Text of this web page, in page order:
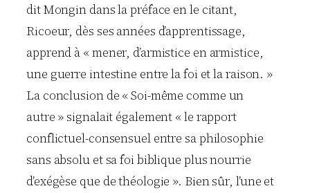
dit Mongin dans la préface en le citant,
Ricoeur, dès ses années d’apprentissage,
apprend à « mener, d’armistice en armistice,
une guerre intestine entre la foi et la raison. »
La conclusion de « Soi-même comme un
autre » signalait également « le rapport
conflictuel-consensuel entre sa philosophie
sans absolu et sa foi biblique plus nourrie
d’exégèse que de théologie ». Bien sûr, l’une et